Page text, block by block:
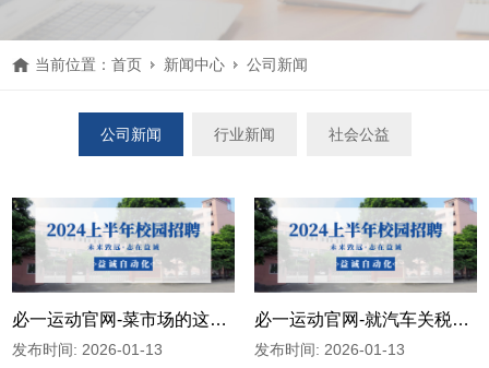
当前位置：首页 新闻中心 公司新闻
公司新闻 行业新闻 社会公益
必一运动官网-菜市场的这4种猪肉，再便宜也不能买
发布时间: 2026-01-13
必一运动官网-就汽车关税问题 特朗普矛头再指世界贸易组织
发布时间: 2026-01-13